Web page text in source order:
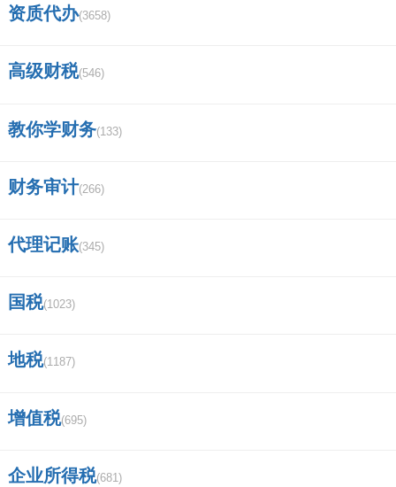
标天下商标查询
如何查询商标是否重名？
中国商标网网上查询系统？
内注册商标一样吗？
商标转让过程如何查询进度？
资质代办(3658)
高级财税(546)
教你学财务(133)
财务审计(266)
代理记账(345)
国税(1023)
地税(1187)
增值税(695)
企业所得税(681)